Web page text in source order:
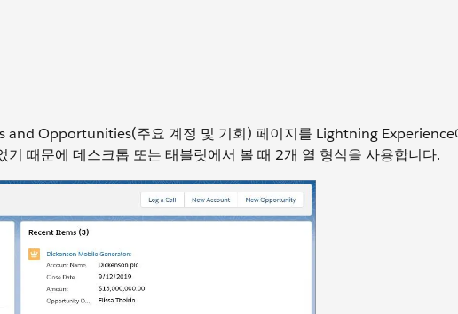
and Opportunities(주요 계정 및 기회) 페이지를 Lightning Experience
때문에 데스크톱 또는 태블릿에서 볼 때 2개 열 형식을 사용합니다.